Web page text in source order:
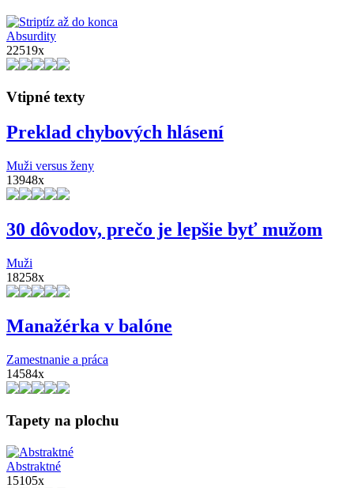
Absurdity
22519x
Vtipné texty
Preklad chybových hlásení
Muži versus ženy
13948x
30 dôvodov, prečo je lepšie byť mužom
Muži
18258x
Manažérka v balóne
Zamestnanie a práca
14584x
Tapety na plochu
Abstraktné
15105x